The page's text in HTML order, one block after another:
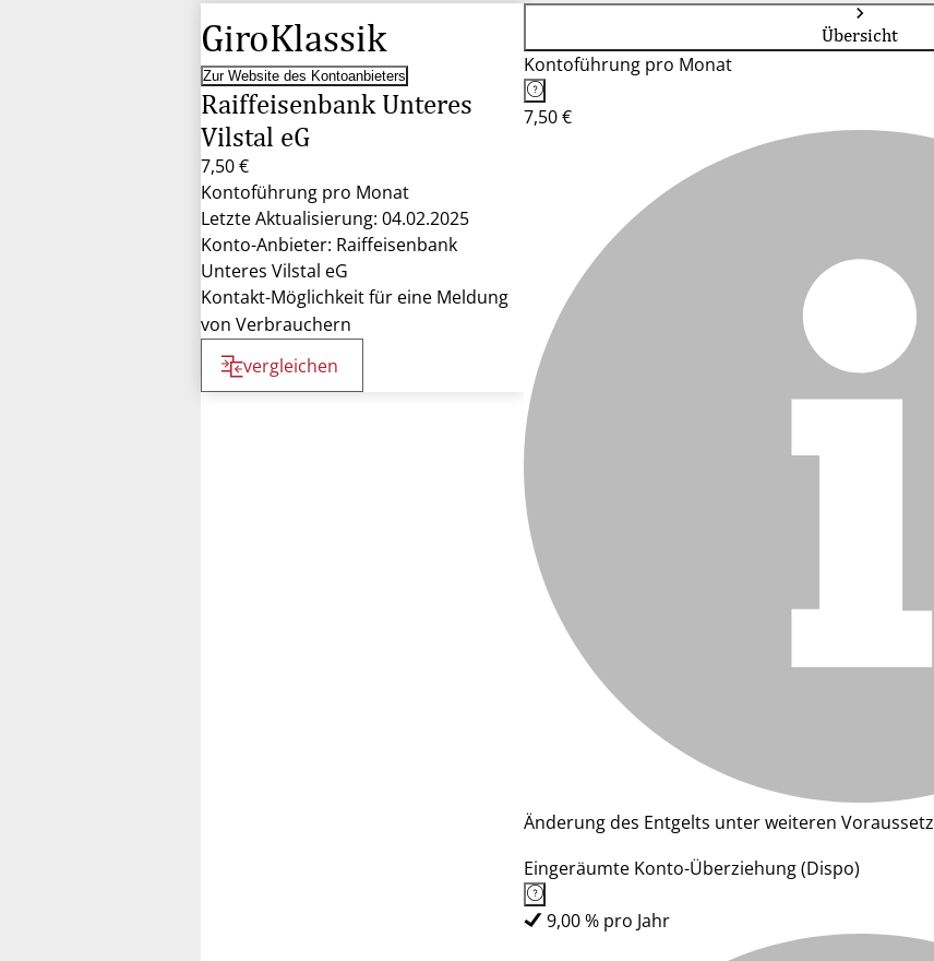
GiroKlassik
Zur Website des Kontoanbieters
Raiffeisenbank Unteres
Vilstal eG
7,50 €
Kontoführung pro Monat
Letzte Aktualisierung: 04.02.2025
Konto-Anbieter: Raiffeisenbank
Unteres Vilstal eG
Kontakt-Möglichkeit für eine Meldung
von Verbrauchern
vergleichen
Übersicht
Kontoführung pro Monat
7,50 €
Änderung des Entgelts unter weiteren
Eingeräumte Konto-Überziehung (Dispo)
9,00 % pro Jahr